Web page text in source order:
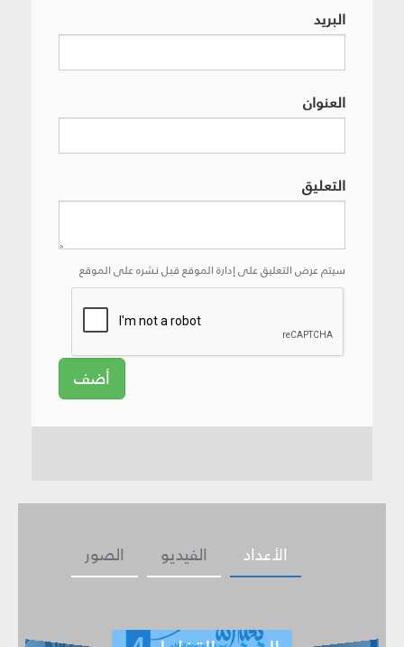
البريد
العنوان
التعليق
سيتم عرض التعليق على إدارة الموقع قبل نشره على الموقع
أضف
الصور الفيديو الأعداد